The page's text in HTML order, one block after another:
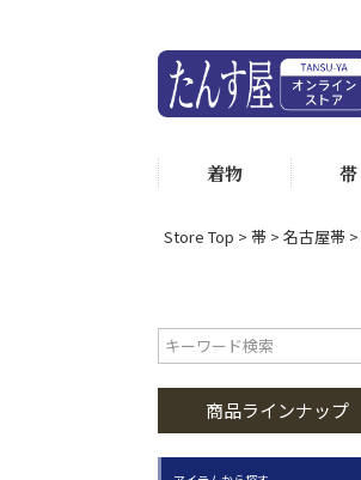
着物 帯
Store Top 帯 名古屋帯
商品ラインナップ